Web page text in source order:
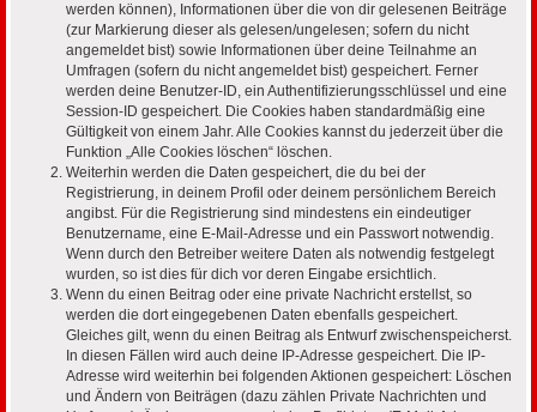
werden können), Informationen über die von dir gelesenen Beiträge
(zur Markierung dieser als gelesen/ungelesen; sofern du nicht
angemeldet bist) sowie Informationen über deine Teilnahme an
Umfragen (sofern du nicht angemeldet bist) gespeichert. Ferner
werden deine Benutzer-ID, ein Authentifizierungsschlüssel und eine
Session-ID gespeichert. Die Cookies haben standardmäßig eine
Gültigkeit von einem Jahr. Alle Cookies kannst du jederzeit über die
Funktion „Alle Cookies löschen“ löschen.
Weiterhin werden die Daten gespeichert, die du bei der
Registrierung, in deinem Profil oder deinem persönlichem Bereich
angibst. Für die Registrierung sind mindestens ein eindeutiger
Benutzername, eine E-Mail-Adresse und ein Passwort notwendig.
Wenn durch den Betreiber weitere Daten als notwendig festgelegt
wurden, so ist dies für dich vor deren Eingabe ersichtlich.
Wenn du einen Beitrag oder eine private Nachricht erstellst, so
werden die dort eingegebenen Daten ebenfalls gespeichert.
Gleiches gilt, wenn du einen Beitrag als Entwurf zwischenspeicherst.
In diesen Fällen wird auch deine IP-Adresse gespeichert. Die IP-
Adresse wird weiterhin bei folgenden Aktionen gespeichert: Löschen
und Ändern von Beiträgen (dazu zählen Private Nachrichten und